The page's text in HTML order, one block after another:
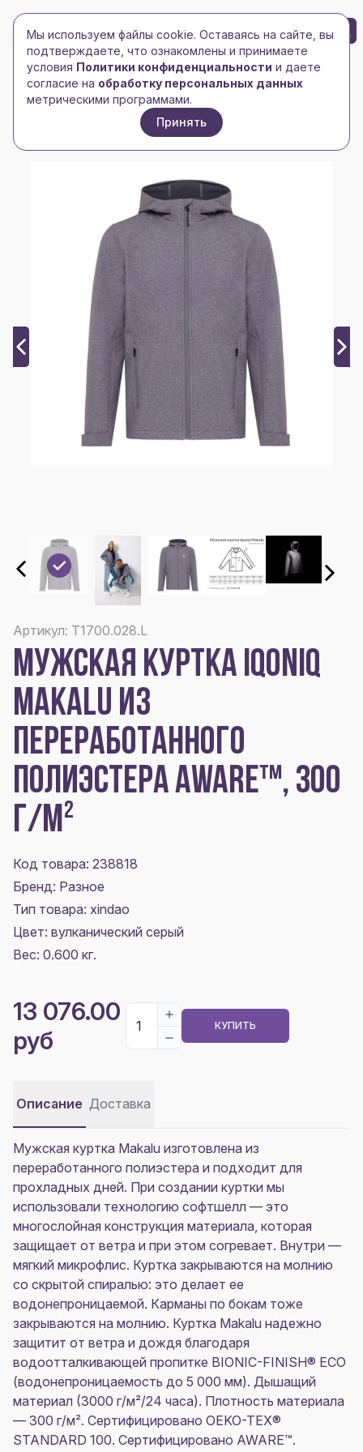
Toggle navigation
Toggle navigation
БРЕНД-ЛОГО 0
Главная/xindao /
Мужская куртка Iqoniq Makalu из переработанного
полиэстера AWARE™, 300 г/м²
Артикул: T1700.028.L
МУЖСКАЯ КУРТКА IQONIQ
MAKALU ИЗ
ПЕРЕРАБОТАННОГО
ПОЛИЭСТЕРА AWARE™, 300
Г/М²
Код товара: 238818
Бренд: Разное
Тип товара: xindao
Цвет: вулканический серый
Вес: 0.600 кг.
13 076.00
руб
КУПИТЬ
Описание Доставка
Мужская куртка Makalu изготовлена из
переработанного полиэстера и подходит для
прохладных дней. При создании куртки мы
использовали технологию софтшелл — это
многослойная конструкция материала, которая
защищает от ветра и при этом согревает. Внутри —
мягкий микрофлис. Куртка закрываются на молнию
со скрытой спиралью: это делает ее
водонепроницаемой. Карманы по бокам тоже
закрываются на молнию. Куртка Makalu надежно
защитит от ветра и дождя благодаря
водоотталкивающей пропитке BIONIC-FINISH® ECO
(водонепроницаемость до 5 000 мм). Дышащий
материал (3000 г/м²/24 часа). Плотность материала
— 300 г/м². Сертифицировано OEKO-TEX®
STANDARD 100. Сертифицировано AWARE™.
Мы используем файлы cookie. Оставаясь на сайте, вы
подтверждаете, что ознакомлены и принимаете
условия Политики конфиденциальности и даете
согласие на обработку персональных данных
метрическими программами.
Принять